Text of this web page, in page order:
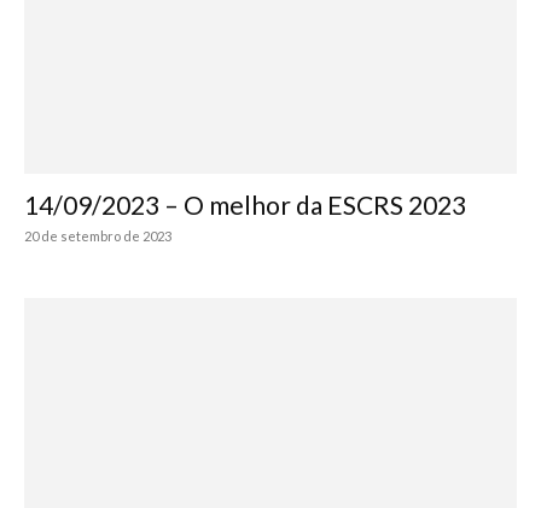
14/09/2023 – O melhor da ESCRS 2023
20 de setembro de 2023